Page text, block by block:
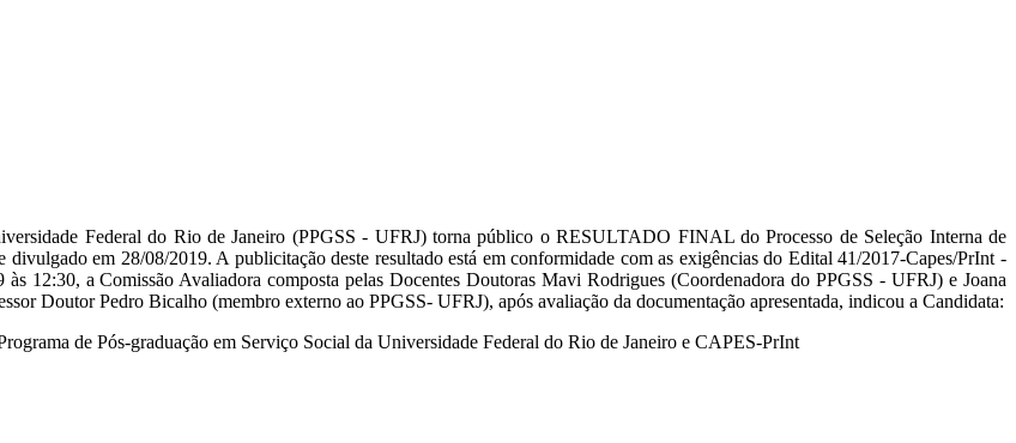
Federal do Rio de Janeiro (PPGSS - UFRJ) torna público o RESULTADO FINAL do Processo de Seleção Interna de
em 28/08/2019. A publicitação deste resultado está em conformidade com as exigências do Edital 41/2017-Capes/PrInt -
12:30, a Comissão Avaliadora composta pelas Docentes Doutoras Mavi Rodrigues (Coordenadora do PPGSS - UFRJ) e Joana
Doutor Pedro Bicalho (membro externo ao PPGSS- UFRJ), após avaliação da documentação apresentada, indicou a Candidata:
de Pós-graduação em Serviço Social da Universidade Federal do Rio de Janeiro e CAPES-PrInt